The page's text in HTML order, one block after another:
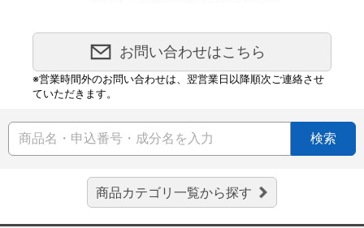
お問い合わせはこちら
※営業時間外のお問い合わせは、翌営業日以降順次ご連絡させ
ていただきます。
検索
商品カテゴリ一覧から探す